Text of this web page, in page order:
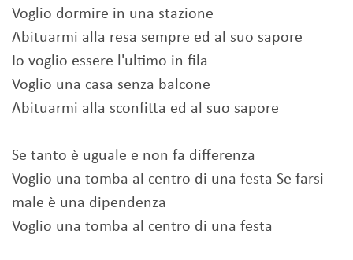
Voglio dormire in una stazione
Abituarmi alla resa sempre ed al suo sapore
Io voglio essere l'ultimo in fila
Voglio una casa senza balcone
Abituarmi alla sconfitta ed al suo sapore
Se tanto è uguale e non fa differenza
Voglio una tomba al centro di una festa Se farsi
male è una dipendenza
Voglio una tomba al centro di una festa